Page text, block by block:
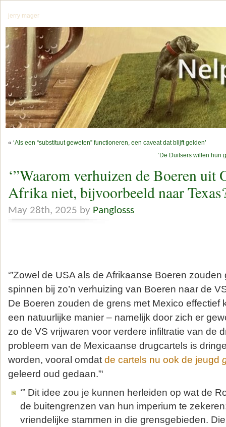
jerry mager
« ‘Als een “substituut geweten” functioneren, een caveat dat blijft gelden’
‘De Duitsers willen hun
‘”Waarom verhuizen de Boeren uit
Afrika niet, bijvoorbeeld naar
May 28th, 2025 by Panglosss
‘”Zowel de USA als de Afrikaanse Boeren
spinnen bij zo’n verhuizing van Boeren naar de
De Boeren zouden de grens met Mexico effectief
een natuurlijke manier – namelijk door zich er
zo de VS vrijwaren voor verdere infiltratie van de
probleem van de Mexicaanse drugcartels is
worden, vooral omdat de cartels nu ook de jeugd
geleerd oud gedaan.”‘
‘” Dit idee zou je kunnen herleiden op wat de
de buitengrenzen van hun imperium te
vriendelijke stammen in die grensgebieden.